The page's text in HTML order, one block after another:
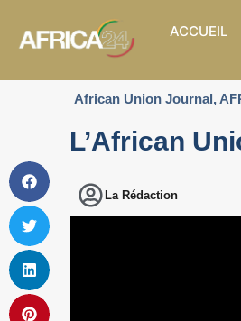
ACCUEIL
African Union Journal,
L’African
La Rédaction